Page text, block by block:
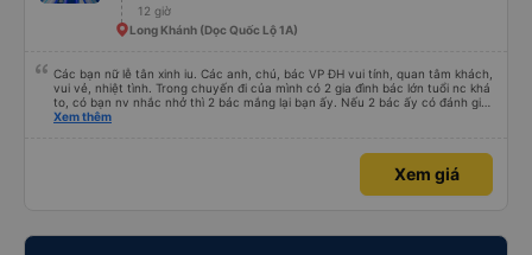
12 giờ
Long Khánh (Dọc Quốc Lộ 1A)
Các bạn nữ lễ tân xinh iu. Các anh, chú, bác VP ĐH vui tính, quan tâm khách,
vui vẻ, nhiệt tình. Trong chuyến đi của mình có 2 gia đình bác lớn tuổi nc khá
to, có bạn nv nhắc nhở thì 2 bác mắng lại bạn ấy. Nếu 2 bác ấy có đánh giá
xấu thì mình ngược lại nha. Bạn ấy nhắc nhở rất đúng. 2 bác nói rất to. To
bạn ấy nha. Nếu bạn ấy bị trừ thì bảo bạn ấy liên hệ sđt của mình, mình hỗ
trợ ạ. Số mình đuôi 666, chuyến ĐH-NT ngày 16/1. À các bạn nữ lễ tân xinh
iu còn đổi cho mình phòng đơn sang đôi xong còn note là (một mình) yêu
Xem thêm
Xem giá